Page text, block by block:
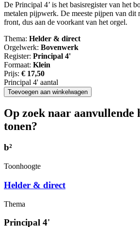
De Principal 4’ is het basisregister van het
metalen pijpwerk. De meeste pijpen van dit
front, dus aan de voorkant van het orgel.
Thema: Helder & direct
Orgelwerk: Bovenwerk
Register: Principal 4'
Formaat: Klein
Prijs: € 17,50
Principal 4' aantal
Toevoegen aan winkelwagen
Op zoek naar aanvullende
tonen?
b²
Toonhoogte
Helder & direct
Thema
Principal 4'